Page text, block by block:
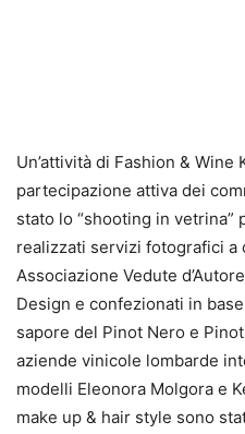
Un’attività di Fashion &
partecipazione attiva dei
stato lo “shooting in vetrina”
realizzati servizi fotografici a
Associazione Vedute
Design e confezionati in
sapore del Pinot Nero e
aziende vinicole lombarde
modelli Eleonora Molgora e
make up & hair style sono